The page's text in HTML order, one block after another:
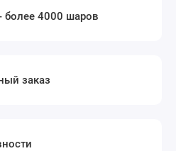
более 4000 шаров
заказ